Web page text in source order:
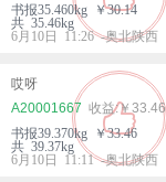
书报35.460kg ￥30.14
共 35.46kg
6月10日 11:26 -奥北陕西
哎呀
A20001667
￥33.46
书报39.370kg ￥33.46
共 39.37kg
6月10日 11:11 -奥北陕西